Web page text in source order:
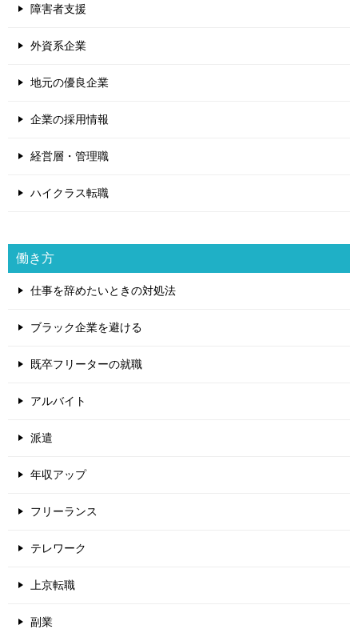
障害者支援
外資系企業
地元の優良企業
企業の採用情報
経営層・管理職
ハイクラス転職
働き方
仕事を辞めたいときの対処法
ブラック企業を避ける
既卒フリーターの就職
アルバイト
派遣
年収アップ
フリーランス
テレワーク
上京転職
副業